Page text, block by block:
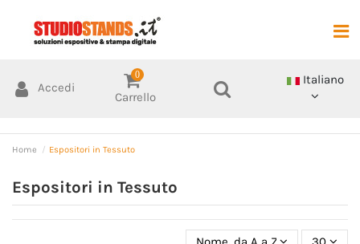
Accedi
0
Carrello
Italiano
Home Espositori in Tessuto
Espositori in Tessuto